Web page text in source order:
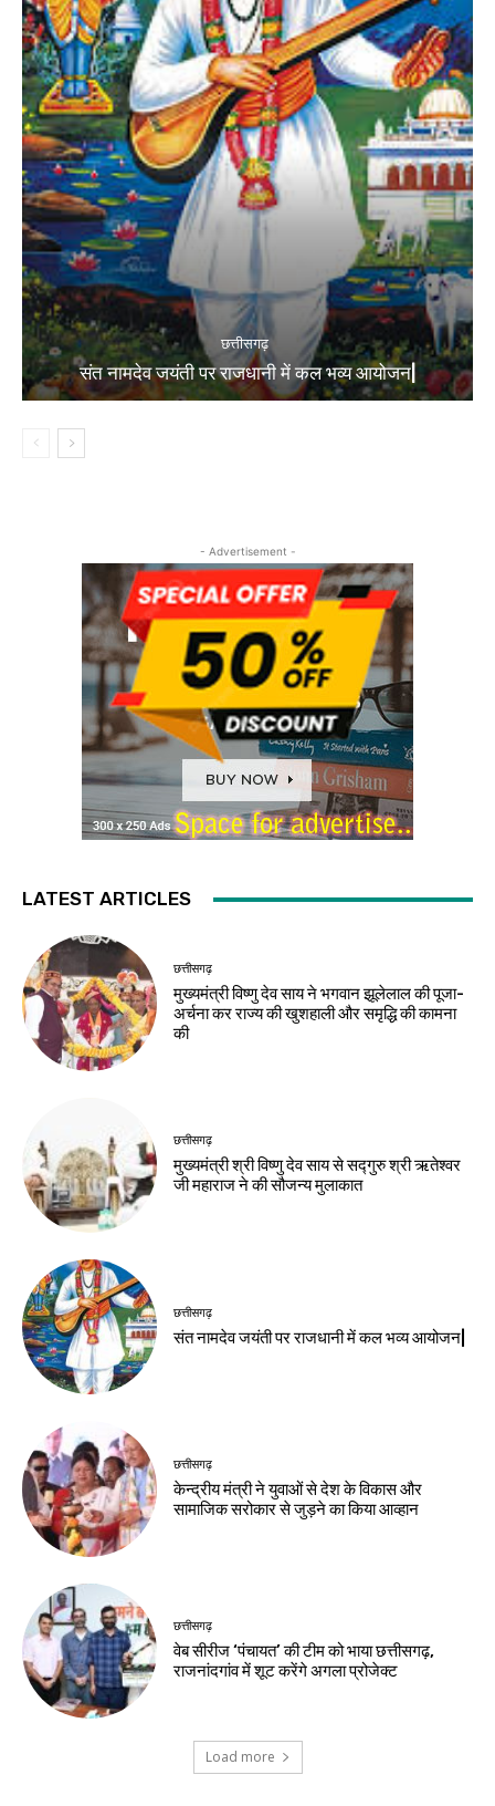
छत्तीसगढ़
संत नामदेव जयंती पर राजधानी में कल भव्य आयोजन|
- Advertisement -
LATEST ARTICLES
छत्तीसगढ़
मुख्यमंत्री विष्णु देव साय ने भगवान झूलेलाल की पूजा-
अर्चना कर राज्य की खुशहाली और समृद्धि की कामना
की
छत्तीसगढ़
मुख्यमंत्री श्री विष्णु देव साय से सद्गुरु श्री ऋतेश्वर
जी महाराज ने की सौजन्य मुलाकात
छत्तीसगढ़
संत नामदेव जयंती पर राजधानी में कल भव्य आयोजन|
छत्तीसगढ़
केन्द्रीय मंत्री ने युवाओं से देश के विकास और
सामाजिक सरोकार से जुड़ने का किया आव्हान
छत्तीसगढ़
वेब सीरीज ‘पंचायत’ की टीम को भाया छत्तीसगढ़,
राजनांदगांव में शूट करेंगे अगला प्रोजेक्ट
Load more